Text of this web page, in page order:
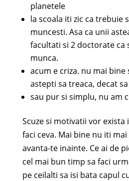
planetele
la scoala iti zic ca trebuie
muncesti. Asa ca unii
facultati si 2 doctorate ca
munca.
acum e criza. nu mai
astepti sa treaca, decat sa
sau pur si simplu, nu am
Scuze si motivatii vor exista
faci ceva. Mai bine nu iti
avanta-te inainte. Ce ai de
cel mai bun timp sa faci
pe ceilalti sa isi bata capul